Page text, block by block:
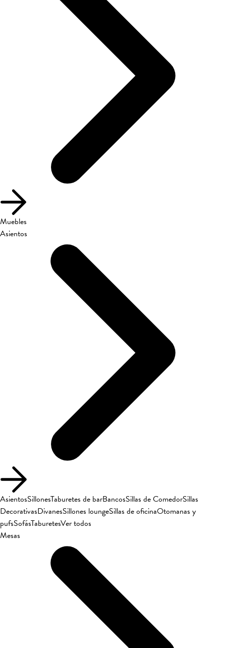
Muebles
Asientos
AsientosSillonesTaburetes de barBancosSillas de ComedorSillas
DecorativasDivanesSillones loungeSillas de oficinaOtomanas y
pufsSofásTaburetesVer todos
Mesas